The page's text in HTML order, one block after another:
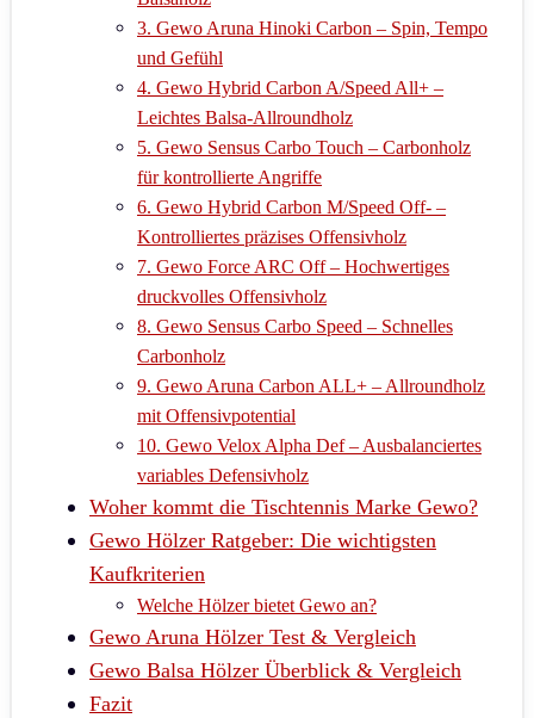
3. Gewo Aruna Hinoki Carbon – Spin, Tempo
und Gefühl
4. Gewo Hybrid Carbon A/Speed All+ –
Leichtes Balsa-Allroundholz
5. Gewo Sensus Carbo Touch – Carbonholz
für kontrollierte Angriffe
6. Gewo Hybrid Carbon M/Speed Off- –
Kontrolliertes präzises Offensivholz
7. Gewo Force ARC Off – Hochwertiges
druckvolles Offensivholz
8. Gewo Sensus Carbo Speed – Schnelles
Carbonholz
9. Gewo Aruna Carbon ALL+ – Allroundholz
mit Offensivpotential
10. Gewo Velox Alpha Def – Ausbalanciertes
variables Defensivholz
Woher kommt die Tischtennis Marke Gewo?
Gewo Hölzer Ratgeber: Die wichtigsten
Kaufkriterien
Welche Hölzer bietet Gewo an?
Gewo Aruna Hölzer Test & Vergleich
Gewo Balsa Hölzer Überblick & Vergleich
Fazit